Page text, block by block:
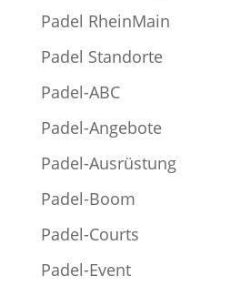
Padel RheinMain
Padel Standorte
Padel-ABC
Padel-Angebote
Padel-Ausrüstung
Padel-Boom
Padel-Courts
Padel-Event